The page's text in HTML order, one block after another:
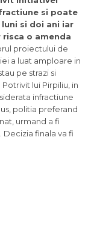
si poate
si doi ani iar
o amenda
proiectului de
a luat amploare in
pe strazi si
lui Pirpiliu, in
infractiune
politia preferand
urmand a fi
finala va fi